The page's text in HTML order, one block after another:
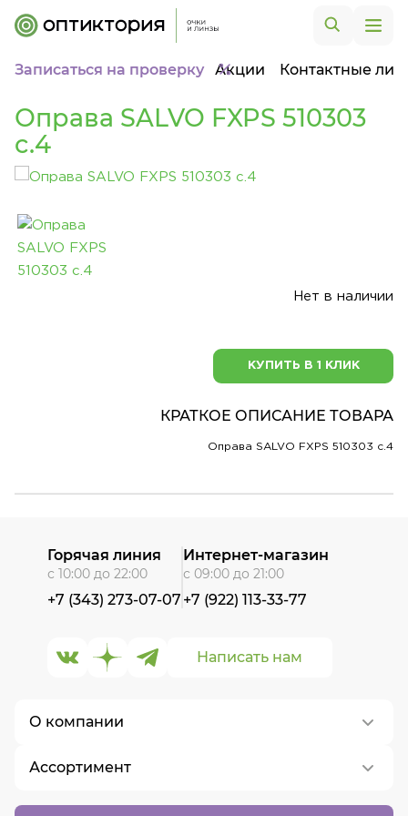
Записаться на проверку Акции Контактные
Оправа SALVO FXPS 510303
c.4
Нет в наличии
КУПИТЬ В 1 КЛИК
КРАТКОЕ ОПИСАНИЕ ТОВАРА
Оправа SALVO FXPS 510303 c.4
О компании
О нас
Контакты
Ассортимент
Написать нам
Горячая линия
с 10:00 до 22:00
+7 (343) 273-07-07
Интернет-магазин
с 09:00 до 21:00
+7 (922) 113-33-77